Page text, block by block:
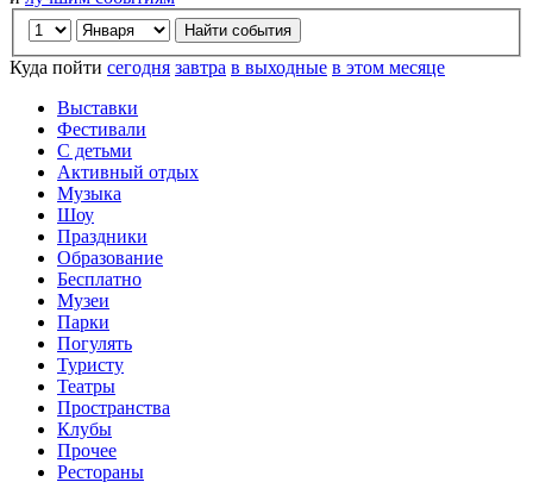
Куда пойти сегодня завтра в выходные в этом месяце
Выставки
Фестивали
С детьми
Активный отдых
Музыка
Шоу
Праздники
Образование
Бесплатно
Музеи
Парки
Погулять
Туристу
Театры
Пространства
Клубы
Прочее
Рестораны